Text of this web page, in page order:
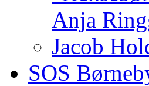
Anja
Jacob
SOS